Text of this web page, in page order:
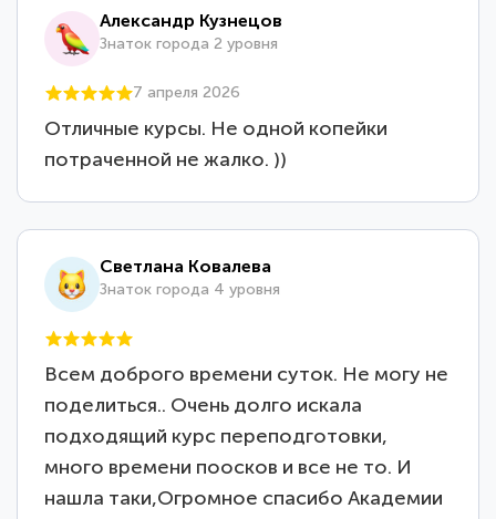
Александр Кузнецов
Знаток города 2 уровня
7 апреля 2026
Отличные курсы. Не одной копейки
потраченной не жалко. ))
Светлана Ковалева
Знаток города 4 уровня
Всем доброго времени суток. Не могу не
поделиться.. Очень долго искала
подходящий курс переподготовки,
много времени поосков и все не то. И
нашла таки,Огромное спасибо Академии